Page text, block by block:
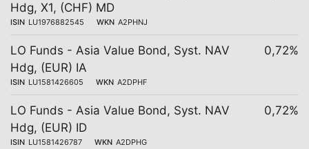
Hdg, X1, (CHF) MD
ISIN LU1976882545 WKN A2PHNJ
LO Funds - Asia Value Bond, Syst. NAV
Hdg, (EUR) IA
ISIN LU1581426605 WKN A2DPHF
0,72%
LO Funds - Asia Value Bond, Syst. NAV
Hdg, (EUR) ID
ISIN LU1581426787 WKN A2DPHG
0,72%